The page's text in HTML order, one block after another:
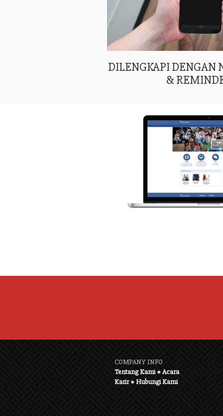
DILENGKAPI DENGAN
&
COMPANY INFO
Tentang Kami●Acara
Karir●Hubungi Kami